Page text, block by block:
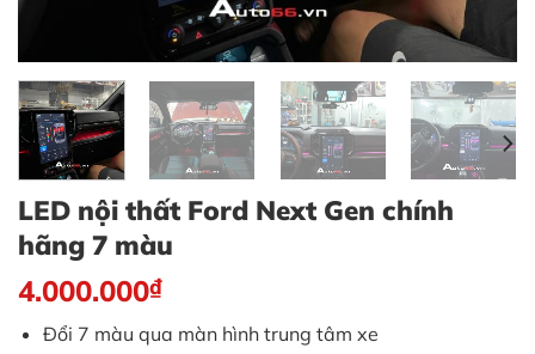
LED nội thất Ford Next Gen chính
hãng 7 màu
4.000.000₫
Đổi 7 màu qua màn hình trung tâm xe